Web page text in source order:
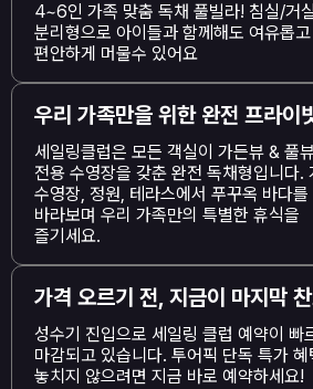
4~6인 가족 맞춤 독채 풀빌라! 침실/거실
분리형으로 아이들과 함께해도 여유롭고
편안하게 머물수 있어요
우리 가족만을 위한 완전 프라이
세일링클럽은 모든 객실이 가든뷰 & 풀
전용 수영장을 갖춘 완전 독채형입니다.
수영장, 정원, 테라스에서 푸꾸옥 바다를
바라보며 우리 가족만의 특별한 휴식을
즐기세요.
가격 오르기 전, 지금이 마지막
성수기 진입으로 세일링 클럽 예약이 빠
마감되고 있습니다. 투어픽 단독 특가 혜
놓치지 않으려면 지금 바로 예약하세요!